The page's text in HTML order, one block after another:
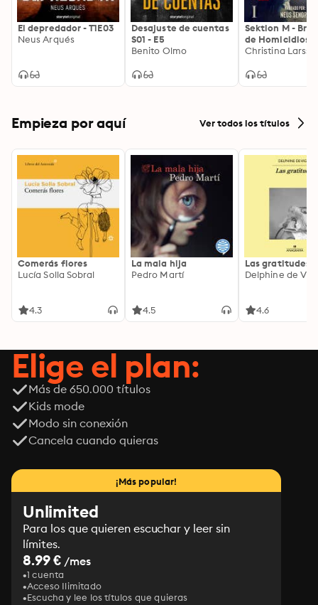
El depredador - T1E03
Neus Arqués
Desajuste de cuentas
S01 - E5
Benito Olmo
Sektion M -
de Homicidios I
Christina
Empieza por aquí Ver todos los títulos
Comerás flores
Lucía Solla Sobral
4.3
La mala hija
Pedro Martí
4.5
Las gratitudes
Delphine de
4.6
Elige el plan:
Más de 650.000 títulos
Kids mode
Modo sin conexión
Cancela cuando quieras
¡Más popular!
Unlimited
Para los que quieren escuchar y leer sin
límites.
8.99 € /mes
1 cuenta
Acceso Ilimitado
Escucha y lee los títulos que quieras